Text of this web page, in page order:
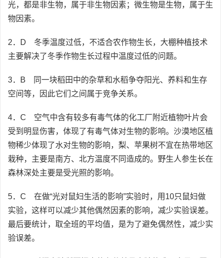
光，都是非生物，属于非生物因素；微生物是生物，属于生
物因素。
2．D 冬季温度过低，不适合农作物生长，大棚种植技术
主要解决了冬季作物生长过程中温度过低的问题。
3．B 同一块稻田中的杂草和水稻争夺阳光、养料和生存
空间等，因此它们之间属于竞争关系。
4．C 空气中含有较多有毒气体的化工厂附近植物叶片会
受到明显伤害，体现了有毒气体对生物的影响。沙漠地区植
物稀少体现了水对生物的影响，梨、苹果树不宜在热带地区
栽种，主要是南方、北方温度不同造成的。野生人参生长在
森林深处主要是受光照的影响。
5．C 在做“光对鼠妇生活的影响”实验时，用10只鼠妇做
实验，这样可以减少其他偶然因素的影响，减少实验误差。
最后要统计，取全班的平均值，是为了避免偶然性，减少实
验误差。